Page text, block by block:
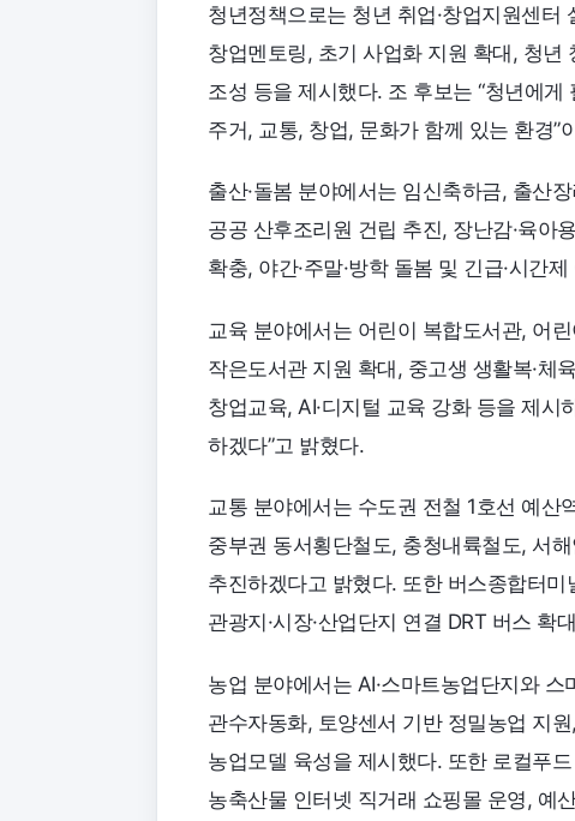
청년정책으로는 청년 취업·창업지원센
창업멘토링, 초기 사업화 지원 확대, 청년
조성 등을 제시했다. 조 후보는 “청년에
주거, 교통, 창업, 문화가 함께 있는 환경”
출산·돌봄 분야에서는 임신축하금, 출산
공공 산후조리원 건립 추진, 장난감·육아
확충, 야간·주말·방학 돌봄 및 긴급·시간
교육 분야에서는 어린이 복합도서관, 어
작은도서관 지원 확대, 중고생 생활복·체
창업교육, AI·디지털 교육 강화 등을 제시
하겠다”고 밝혔다.
교통 분야에서는 수도권 전철 1호선 예산
중부권 동서횡단철도, 충청내륙철도, 서
추진하겠다고 밝혔다. 또한 버스종합터
관광지·시장·산업단지 연결 DRT 버스 확
농업 분야에서는 AI·스마트농업단지와
관수자동화, 토양센서 기반 정밀농업 지
농업모델 육성을 제시했다. 또한 로컬푸
농축산물 인터넷 직거래 쇼핑몰 운영, 예